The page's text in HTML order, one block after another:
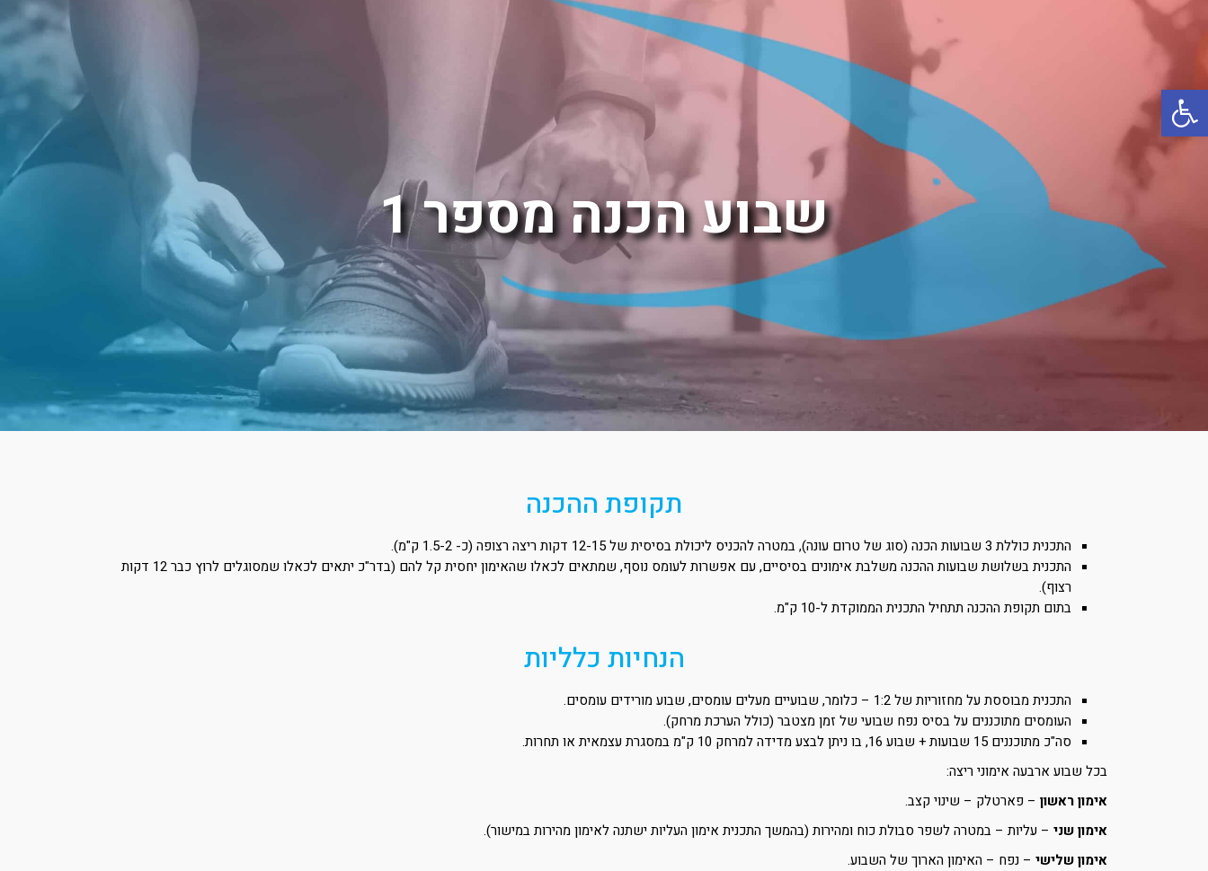
פתח סרגל נגישות
שבוע הכנה מספר 1
תקופת ההכנה
התכנית כוללת 3 שבועות הכנה (סוג של טרום עונה), במטרה להכניס ליכולת בסיסית של 12-15 דקות ריצה רצופה (כ- 1.5-2 ק"מ).
התכנית בשלושת שבועות ההכנה משלבת אימונים בסיסיים, עם אפשרות לעומס נוסף, שמתאים לכאלו שהאימון יחסית קל להם (בדר"כ יתאים לכאלו שמסוגלים לרוץ כבר 12 דקות
רצוף).
בתום תקופת ההכנה תתחיל התכנית הממוקדת ל-10 ק"מ.
הנחיות כלליות
התכנית מבוססת על מחזוריות של 1:2 – כלומר, שבועיים מעלים עומסים, שבוע מורידים עומסים.
העומסים מתוכננים על בסיס נפח שבועי של זמן מצטבר (כולל הערכת מרחק).
סה"כ מתוכננים 15 שבועות + שבוע 16, בו ניתן לבצע מדידה למרחק 10 ק"מ במסגרת עצמאית או תחרות.
בכל שבוע ארבעה אימוני ריצה:
אימון ראשון – פארטלק – שינוי קצב.
אימון שני – עליות – במטרה לשפר סבולת כוח ומהירות (בהמשך התכנית אימון העליות ישתנה לאימון מהירות במישור).
אימון שלישי – נפח – האימון הארוך של השבוע.